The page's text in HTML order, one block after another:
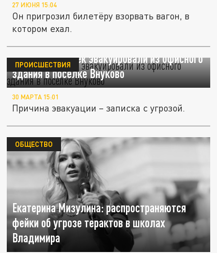
27 ИЮНЯ 15:04
Он пригрозил билетёру взорвать вагон, в
котором ехал.
SHOT: 86 человек эвакуировали из офисного
здания в поселке Внуково
ПРОИСШЕСТВИЯ
30 МАРТА 15:01
Причина эвакуации – записка с угрозой.
Екатерина Мизулина: распространяются
фейки об угрозе терактов в школах
Владимира
ОБЩЕСТВО